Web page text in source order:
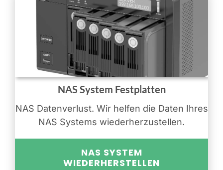
NAS System Festplatten
NAS Datenverlust. Wir helfen die Daten Ihres
NAS Systems wiederherzustellen.
NAS SYSTEM
WIEDERHERSTELLEN